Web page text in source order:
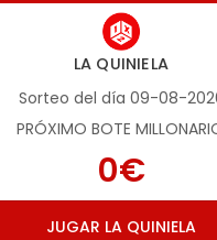
LA QUINIELA
Sorteo del día 09-08-
PRÓXIMO BOTE
0€
JUGAR LA QUINIELA